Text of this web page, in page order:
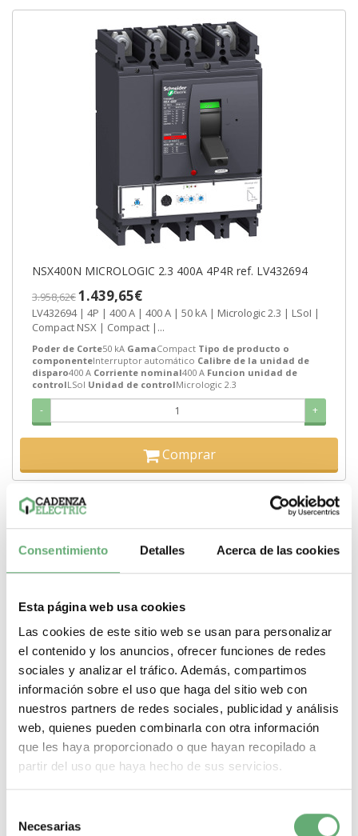
Consentimiento Detalles Acerca de las cookies
Esta página web usa cookies
Las cookies de este sitio web se usan para personalizar
el contenido y los anuncios, ofrecer funciones de redes
sociales y analizar el tráfico. Además, compartimos
información sobre el uso que haga del sitio web con
nuestros partners de redes sociales, publicidad y análisis
web, quienes pueden combinarla con otra información
que les haya proporcionado o que hayan recopilado a
partir del uso que haya hecho de sus servicios.
Necesarias
NSX400N MICROLOGIC 2.3 400A 4P4R ref. LV432694
3.958,62€1.439,65€
LV432694 | 4P | 400 A | 400 A | 50 kA | Micrologic 2.3 | LSoI |
Compact NSX | Compact |...
Poder de Corte50 kA GamaCompact Tipo de producto o
componenteInterruptor automático Calibre de la unidad de
disparo400 A Corriente nominal400 A Funcion unidad de
controlLSoI Unidad de controlMicrologic 2.3
- +
Comprar
NSX400N MICROLOGIC 2.3 400A 3P3R ref. LV432693